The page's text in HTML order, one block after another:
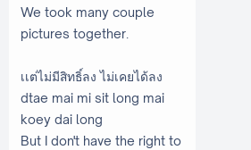
We took many couple
pictures together.
เเต่ไม่มีสิทธิ์ลง ไม่เคยได้ลง
dtae mai mi sit long mai
koey dai long
But I don't have the right to